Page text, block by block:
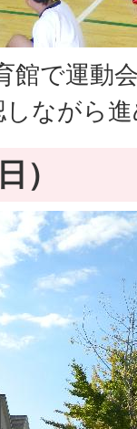
館で運動
ながら
）